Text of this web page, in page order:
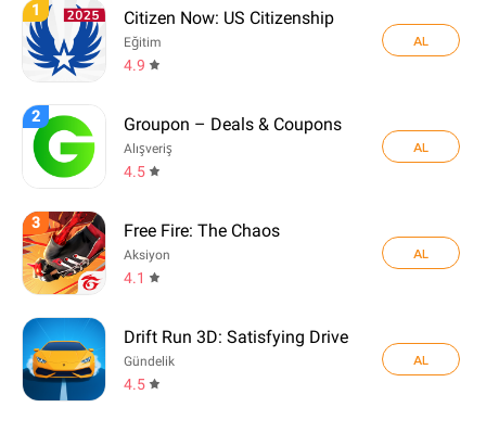
1 Citizen Now: US Citizenship
Eğitim
4.9
AL
2 Groupon – Deals & Coupons
Alışveriş
4.5
AL
3 Free Fire: The Chaos
Aksiyon
4.1
AL
Drift Run 3D: Satisfying Drive
Gündelik
4.5
AL